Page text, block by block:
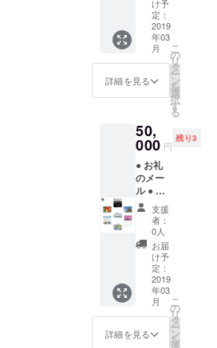
類の写
真の中
から写
真を5枚
プレゼ
ント
ジ）
● ハイ
ビスカ
スの写
真集
（32
ペー
ジ）
ookコン
サル
（通話
で約1時
間）
●
YUNTA
WAY特
別カレ
ンダー
● トッ
クリヤ
シの種
子30
個 ●
10種類
の写真
け予
定：
2019
年03
月
詳細を見る
こ
の
リ
タ
ー
ン
を
選
択
す
る
50,
000 円
残り3
● お礼
のメー
ル ● ハ
イビス
カスの
写真集
（24
ペー
ジ）
● ハイ
ビスカ
スの写
真集
（32
ペー
支援
者：
0人
お届
け予
定：
2019
年03
月
詳細を見る
こ
の
リ
タ
ー
ン
を